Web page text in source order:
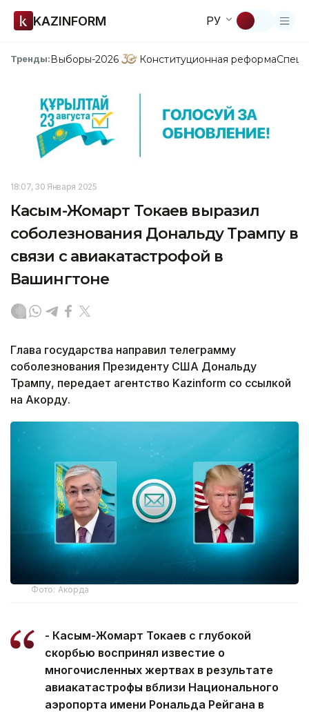
KAZINFORM РУ
Тренды:Выборы-2026 Конституционная реформа
18:07, 30 Января 2025
Касым-Жомарт Токаев выразил
соболезнования Дональду Трампу в
связи с авиакатастрофой в
Вашингтоне
Глава государства направил телеграмму
соболезнования Президенту США Дональду
Трампу, передает агентство Kazinform со ссылкой
на Акорду.
Фото: Акорда
- Касым-Жомарт Токаев с глубокой
скорбью воспринял известие о
многочисленных жертвах в результате
авиакатастрофы вблизи Национального
аэропорта имени Рональда Рейгана в